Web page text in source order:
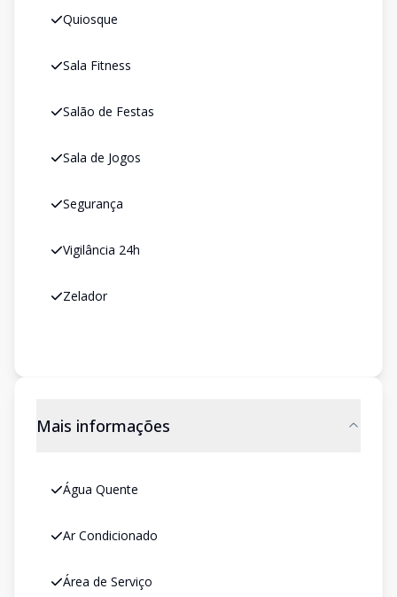
Quiosque
Sala Fitness
Salão de Festas
Sala de Jogos
Segurança
Vigilância 24h
Zelador
Mais informações
Água Quente
Ar Condicionado
Área de Serviço